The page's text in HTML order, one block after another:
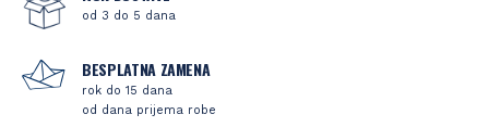
od 3 do 5 dana
BESPLATNA ZAMENA
rok do 15 dana
od dana prijema robe